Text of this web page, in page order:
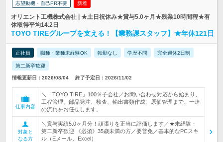
志望動機・自己PR不要 新着
オリエント工機株式会社 | ★土日祝休み★賞与5.0ヶ月★残業10時間程★有
休取得平均14.2日
TOYO TIREグループを支える！【業務課スタッフ】★年休121日
正社員 職種・業種未経験OK 転勤なし 学歴不問 完全週休2日制
第二新卒歓迎
情報更新日：2026/08/04 終了予定日：2026/11/02
仕事内容
＼「TOYO TIRE」100％子会社／お問い合わせ対応から始まり、
工程管理、部品発注、検査、輸出書類作成、原価管理まで、一連
の流れをお任せします。
対象と
なる方
＼賞与実績5.0ヶ月分！頑張りを正当に評価します／★未経験・
第二新卒歓迎 《必須》35歳未満の方／要普免／基本的なPCスキ
ル（Eメール、Excel）